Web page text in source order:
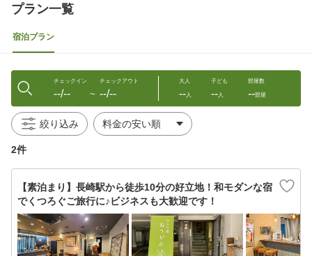
プラン一覧
宿泊プラン
チェックイン
--/-- 〜
チェックアウト
--/--
大人
--人
子ども
--人
部屋数
--部屋
絞り込み
2件
【素泊まり】長崎駅から徒歩10分の好立地！和モダンな宿
でくつろぐご旅行に♪ビジネスも大歓迎です！